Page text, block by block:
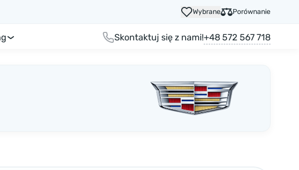
Wybrane Porównanie
Skontaktuj się z nami!+48 572 567 718